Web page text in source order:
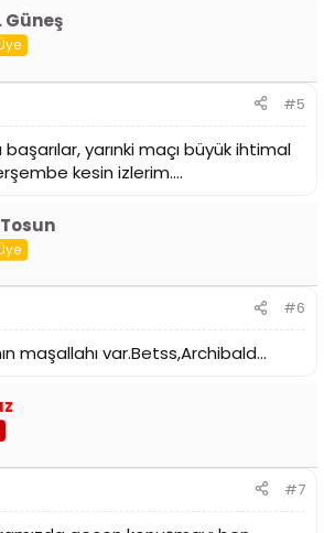
Güneş
#5
başarılar, yarınki maçı büyük ihtimal
kesin izlerim....
#6
maşallahı var.Betss,Archibald...
#7